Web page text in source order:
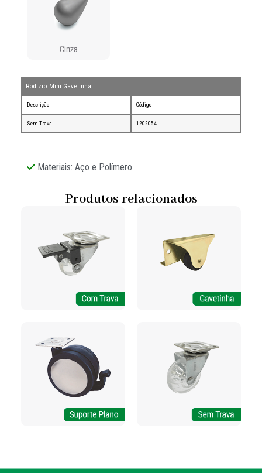
Rodízio Mini Gavetinha
Descrição Código
Sem Trava 1202054
Materiais: Aço e Polímero
Produtos relacionados